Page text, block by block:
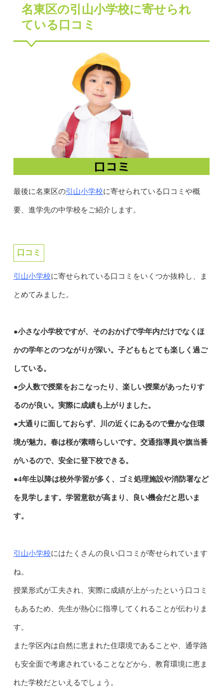
名東区の引山小学校に寄せられ
ている口コミ
最後に名東区の引山小学校に寄せられている口コミや概
要、進学先の中学校をご紹介します。
口コミ
引山小学校に寄せられている口コミをいくつか抜粋し、ま
とめてみました。
●小さな小学校ですが、そのおかげで学年内だけでなくほ
かの学年とのつながりが深い。子どももとても楽しく過ご
している。
●少人数で授業をおこなったり、楽しい授業があったりす
るのが良い。実際に成績も上がりました。
●大通りに面しておらず、川の近くにあるので豊かな住環
境が魅力。春は桜が素晴らしいです。交通指導員や旗当番
がいるので、安全に登下校できる。
●4年生以降は校外学習が多く、ゴミ処理施設や消防署など
を見学します。学習意欲が高まり、良い機会だと思いま
す。
引山小学校にはたくさんの良い口コミが寄せられています
ね。
授業形式が工夫され、実際に成績が上がったという口コミ
もあるため、先生が熱心に指導してくれることが伝わりま
す。
また学区内は自然に恵まれた住環境であることや、通学路
も安全面で考慮されていることなどから、教育環境に恵ま
れた学校だといえるでしょう。